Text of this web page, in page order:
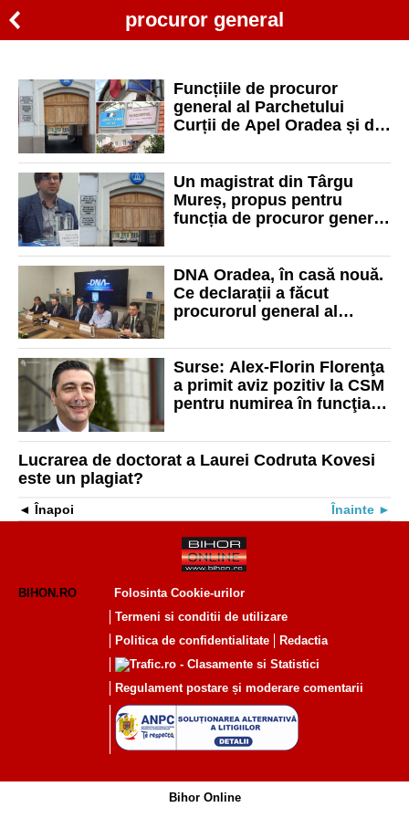
procuror general
Funcțiile de procuror
general al Parchetului
Curții de Apel Oradea și de
locale, scoase la concurs
Un magistrat din Târgu
Mureș, propus pentru
funcția de procuror general
de Apel Oradea
DNA Oradea, în casă nouă.
Ce declarații a făcut
procurorul general al
Surse: Alex-Florin Florenţa
a primit aviz pozitiv la CSM
pentru numirea în funcţia
României
Lucrarea de doctorat a Laurei Codruta Kovesi
este un plagiat?
Înapoi Înainte
BIHON.RO
Folosinta Cookie-urilor
Termeni si conditii de utilizare
Politica de confidentialitate
Redactia
Regulament postare și moderare comentarii
Bihor Online